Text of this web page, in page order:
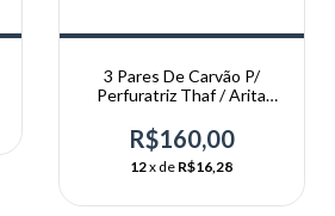
3 Pares De Carvão P/
Perfuratriz Thaf / Arita
R$160,00
12x de R$16,28